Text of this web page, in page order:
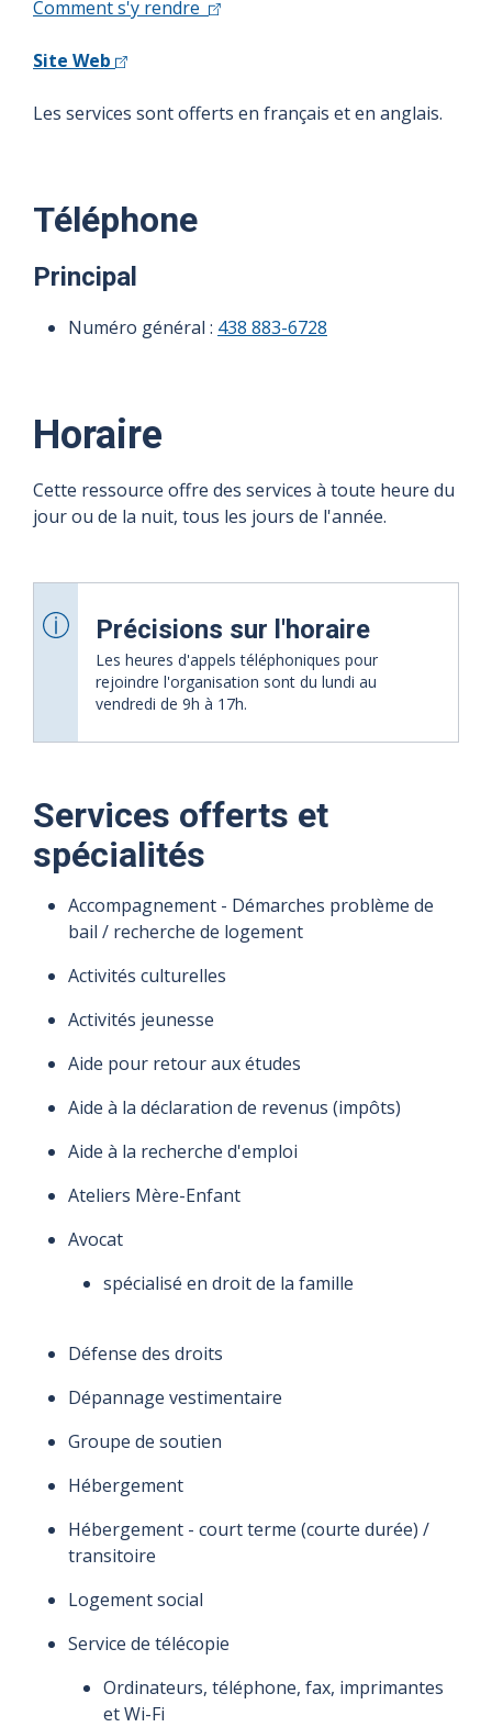
Comment s'y rendre
Site Web
Les services sont offerts en français et en anglais.
Téléphone
Principal
Numéro général : 438 883-6728
Horaire
Cette ressource offre des services à toute heure du
jour ou de la nuit, tous les jours de l'année.
Précisions sur l'horaire
Les heures d'appels téléphoniques pour
rejoindre l'organisation sont du lundi au
vendredi de 9h à 17h.
Services offerts et
spécialités
Accompagnement - Démarches problème de
bail / recherche de logement
Activités culturelles
Activités jeunesse
Aide pour retour aux études
Aide à la déclaration de revenus (impôts)
Aide à la recherche d'emploi
Ateliers Mère-Enfant
Avocat
spécialisé en droit de la famille
Défense des droits
Dépannage vestimentaire
Groupe de soutien
Hébergement
Hébergement - court terme (courte durée) /
transitoire
Logement social
Service de télécopie
Ordinateurs, téléphone, fax, imprimantes
et Wi-Fi